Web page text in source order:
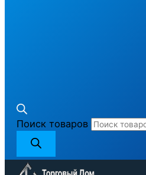
Поиск товаров